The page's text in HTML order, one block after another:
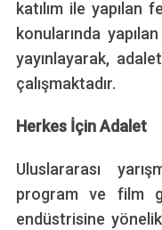
katılım ile yapılan
konularında
yayınlayarak,
çalışmaktadır.
Herkes İçin Adalet
Uluslararası
program ve film
endüstrisine